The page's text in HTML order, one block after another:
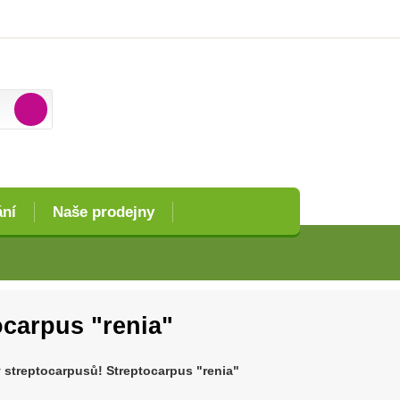
Naše prodejny
"renia"
streptocarpusů! Streptocarpus "renia"